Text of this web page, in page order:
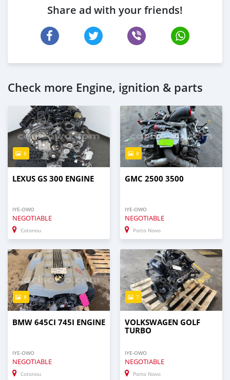
Share ad with your friends!
Check more Engine, ignition & parts
8
LEXUS GS 300 ENGINE
IYE-OWO
NEGOTIABLE
Cotonou
8
GMC 2500 3500
IYE-OWO
NEGOTIABLE
Porto Novo
8
BMW 645CI 745I ENGINE
IYE-OWO
NEGOTIABLE
Cotonou
7
VOLKSWAGEN GOLF
TURBO
IYE-OWO
NEGOTIABLE
Porto Novo